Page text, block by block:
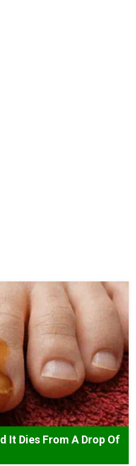
It Dies From A Drop Of